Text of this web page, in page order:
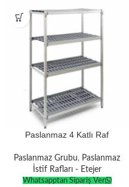
Paslanmaz 4 Katlı Raf
Paslanmaz Grubu, Paslanmaz
İstif Rafları - Etejer
Whatsapptan Sipariş Ver